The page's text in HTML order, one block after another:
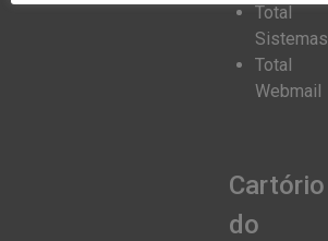
Cartório
do
Total
Sistemas
Total
Webmail